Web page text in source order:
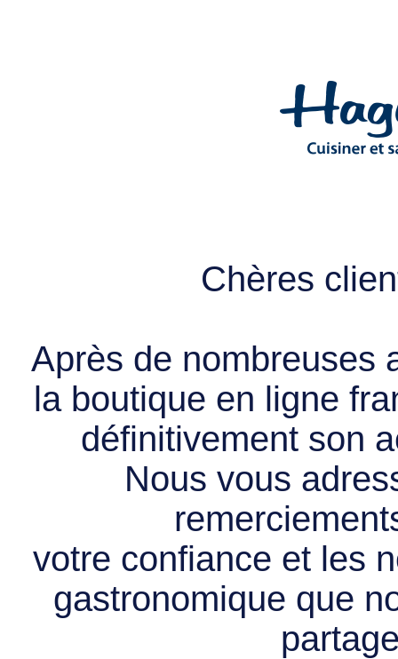
Chères
Après de nombreuses
la boutique en ligne
définitivement son
Nous vous
votre confiance et les
gastronomique que